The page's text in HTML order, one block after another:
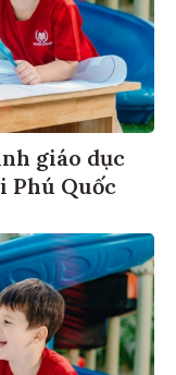
giáo dục
Phú Quốc